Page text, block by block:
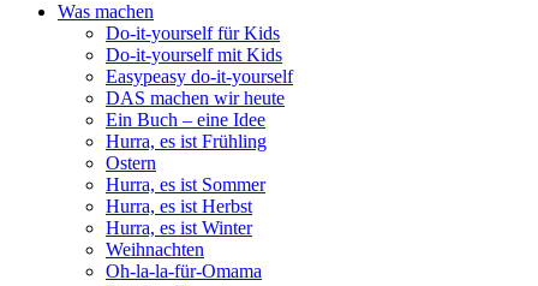
Was machen
Do-it-yourself für Kids
Do-it-yourself mit Kids
Easypeasy do-it-yourself
DAS machen wir heute
Ein Buch – eine Idee
Hurra, es ist Frühling
Ostern
Hurra, es ist Sommer
Hurra, es ist Herbst
Hurra, es ist Winter
Weihnachten
Oh-la-la-für-Omama